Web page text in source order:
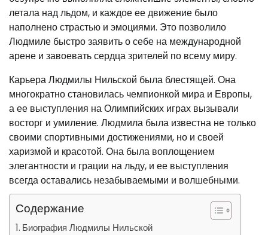
летала над льдом, и каждое ее движение было
наполнено страстью и эмоциями. Это позволило
Людмиле быстро заявить о себе на международной
арене и завоевать сердца зрителей по всему миру.
Карьера Людмилы Нильской была блестящей. Она
многократно становилась чемпионкой мира и Европы,
а ее выступления на Олимпийских играх вызывали
восторг и умиление. Людмила была известна не только
своими спортивными достижениями, но и своей
харизмой и красотой. Она была воплощением
элегантности и грации на льду, и ее выступления
всегда оставались незабываемыми и волшебными.
Содержание
Биография Людмилы Нильской